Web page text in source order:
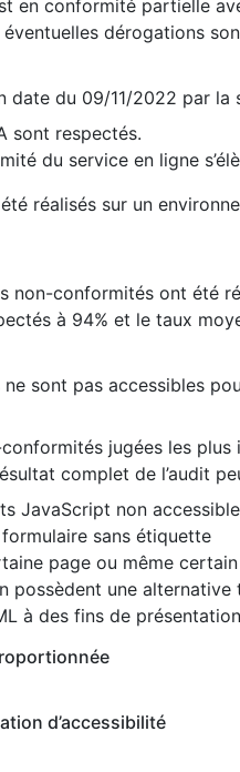
en conformité partielle
dérogations
date du 09/11/2022 par
sont respectés.
du service en ligne
réalisés sur un
non-conformités ont été
à 94% et le taux
sont pas accessibles
jugées les
complet de l’audit
JavaScript non
sans étiquette
page ou même
possèdent une alternative
à des fins de
d’accessibilité